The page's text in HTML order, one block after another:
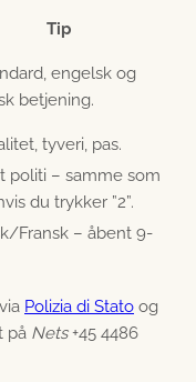
Tip
engelsk og
betjening.
tyveri, pas.
politi – samme som
du trykker ”2”.
Fransk – åbent 9-
Polizia di Stato og
på Nets+45 4486